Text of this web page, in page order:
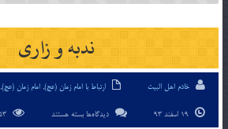
ندبه و زاری
خادم اهل البیت ارتباط با امام زمان (عج), امام زمان (عج),
دیدگاه‌ها برای
بسته هستند